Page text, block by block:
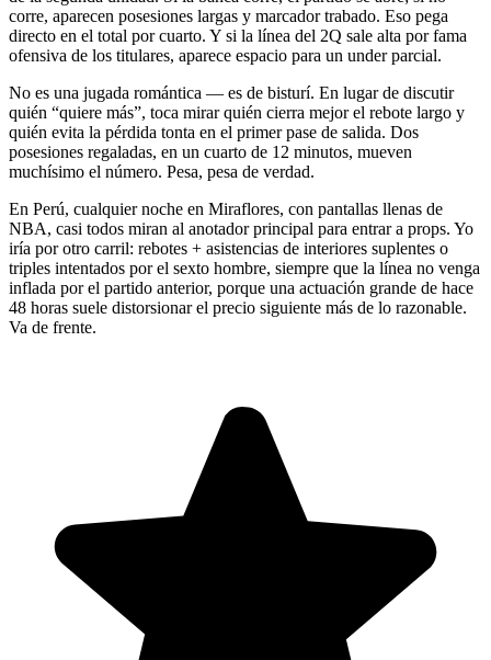
corre, aparecen posesiones largas y marcador trabado. Eso pega
directo en el total por cuarto. Y si la línea del 2Q sale alta por fama
ofensiva de los titulares, aparece espacio para un under parcial.
No es una jugada romántica — es de bisturí. En lugar de discutir
quién “quiere más”, toca mirar quién cierra mejor el rebote largo y
quién evita la pérdida tonta en el primer pase de salida. Dos
posesiones regaladas, en un cuarto de 12 minutos, mueven
muchísimo el número. Pesa, pesa de verdad.
En Perú, cualquier noche en Miraflores, con pantallas llenas de
NBA, casi todos miran al anotador principal para entrar a props. Yo
iría por otro carril: rebotes + asistencias de interiores suplentes o
triples intentados por el sexto hombre, siempre que la línea no venga
inflada por el partido anterior, porque una actuación grande de hace
48 horas suele distorsionar el precio siguiente más de lo razonable.
Va de frente.